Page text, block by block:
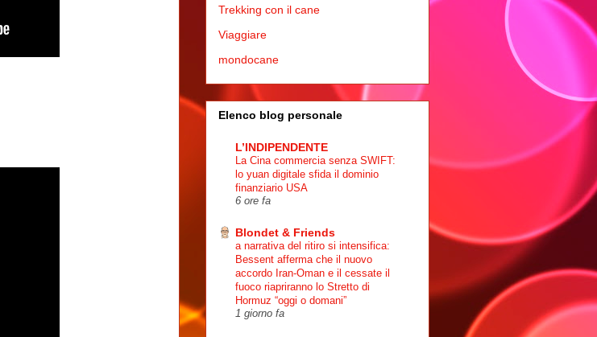
Trekking con il cane
Viaggiare
mondocane
Elenco blog personale
L’INDIPENDENTE
La Cina commercia senza SWIFT:
lo yuan digitale sfida il dominio
finanziario USA
6 ore fa
Blondet & Friends
a narrativa del ritiro si intensifica:
Bessent afferma che il nuovo
accordo Iran-Oman e il cessate il
fuoco riapriranno lo Stretto di
Hormuz “oggi o domani”
1 giorno fa